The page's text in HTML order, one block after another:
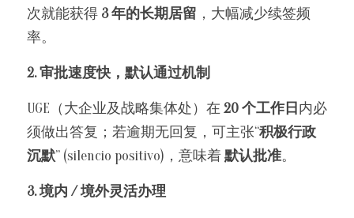
次就能获得 3 年的长期居留 ，大幅减少续签频
率。
2. 审批速度快，默认通过机制
UGE（大企业及战略集体处）在 20 个工作日 内必
须做出答复；若逾期无回复，可主张“积极行政
沉默” (silencio positivo)，意味着 默认批准。
3. 境内 / 境外灵活办理